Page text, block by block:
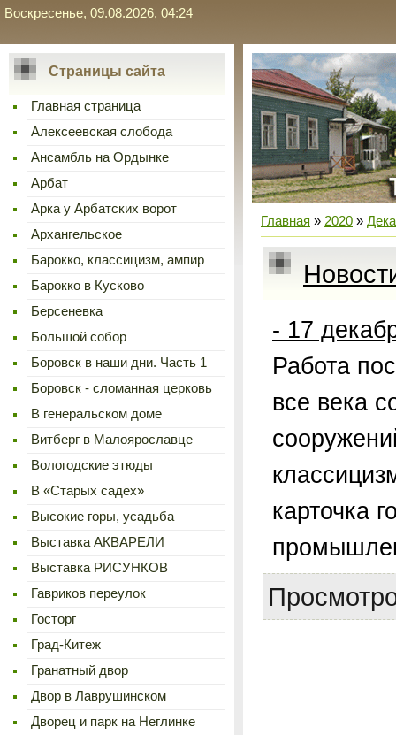
Воскресенье, 09.08.2026, 04:24
Страницы сайта
Главная страница
Алексеевская слобода
Ансамбль на Ордынке
Арбат
Арка у Арбатских ворот
Архангельское
Барокко, классицизм, ампир
Барокко в Кусково
Берсеневка
Большой собор
Боровск в наши дни. Часть 1
Боровск - сломанная церковь
В генеральском доме
Витберг в Малоярославце
Вологодские этюды
В «Старых садех»
Высокие горы, усадьба
Выставка АКВАРЕЛИ
Выставка РИСУНКОВ
Гавриков переулок
Госторг
Град-Китеж
Гранатный двор
Двор в Лаврушинском
Дворец и парк на Неглинке
Главная » 2020 »
- 17
Работа
все века
карточка